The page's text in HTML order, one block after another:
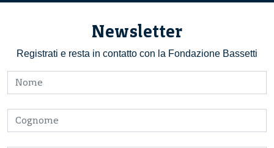
Newsletter
Registrati e resta in contatto con la Fondazione Bassetti